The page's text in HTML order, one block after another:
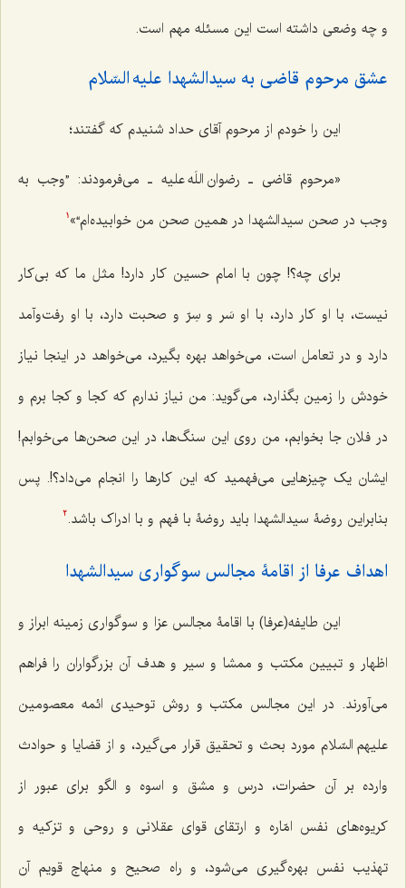
و چه وضعی داشته است این مسئله مهم است.
عشق مرحوم قاضی به سیدالشهدا علیه السّلام
این را خودم از مرحوم آقای حداد شنیدم که گفتند؛
«مرحوم قاضی ـ رضوان اللَه علیه ـ می‌فرمودند: ”وجب به
وجب در صحن سیدالشهدا در همین صحن من خوابیده‌ام“» 1
برای چه؟! چون با امام حسین کار دارد! مثل ما که بی‌کار
نیست، با او کار دارد، با او سَر و سِرّ و صحبت دارد، با او رفت‌وآمد
دارد و در تعامل است، می‌خواهد بهره بگیرد، می‌خواهد در اینجا نیاز
خودش را زمین بگذارد، می‌گوید: من نیاز ندارم که کجا و کجا برم و
در فلان جا بخوابم، من روی این سنگ‌ها، در این صحن‌ها می‌خوابم!
ایشان یک چیزهایی می‌فهمید که این کارها را انجام می‌داد؟!. پس
بنابراین روضۀ سیدالشهدا باید روضۀ با فهم و با ادراک باشد.2
اهداف عرفا از اقامۀ مجالس سوگواری سیدالشهدا
این طایفه(عرفا) با اقامۀ مجالس عزا و سوگواری زمینه ابراز و
اظهار و تبیین مکتب و ممشا و سیر و هدف آن بزرگواران را فراهم
می‌آورند. در این مجالس مکتب و روش توحیدی ائمه معصومین
علیهم السّلام مورد بحث و تحقیق قرار می‌گیرد، و از قضایا و حوادث
وارده بر آن حضرات، درس و مشق و اسوه و الگو برای عبور از
کریوه‌های نفس امّاره و ارتقای قوای عقلانی و روحی و تزکیه و
تهذیب نفس بهره‌گیری می‌شود، و راه صحیح و منهاج قویم آن